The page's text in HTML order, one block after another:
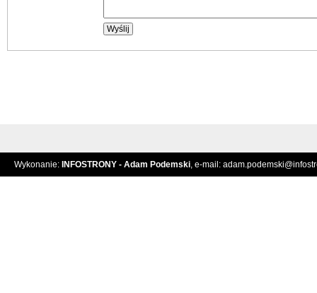
Wykonanie: INFOSTRONY - Adam Podemski, e-mail: